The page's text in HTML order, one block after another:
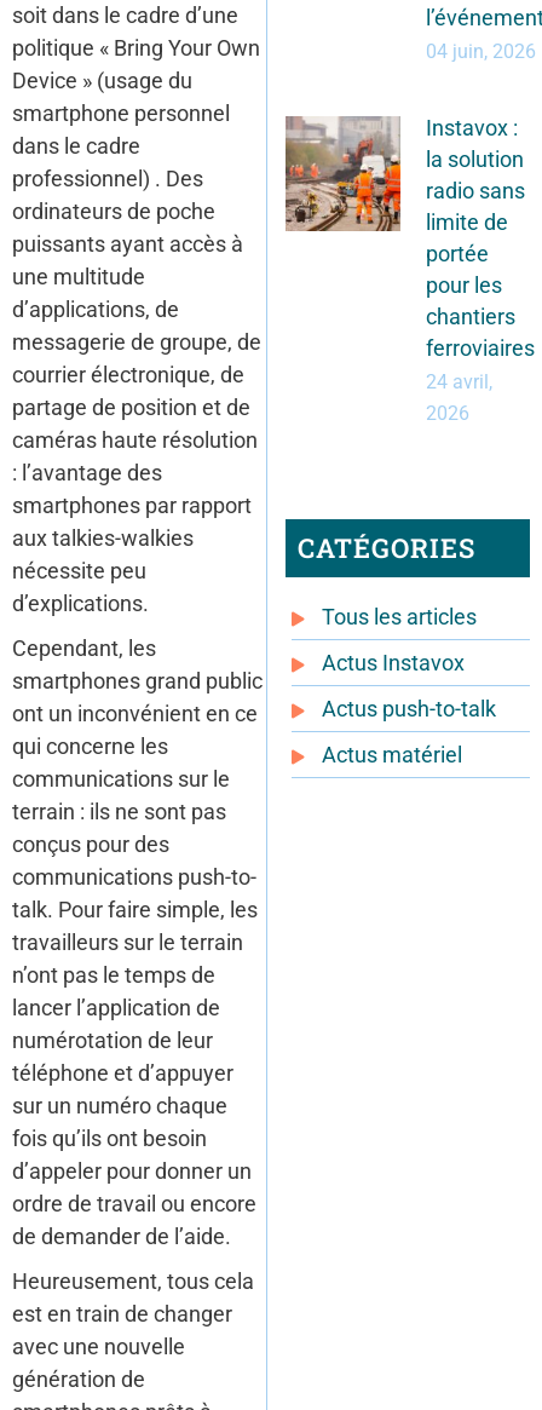
soit dans le cadre d’une
politique « Bring Your Own
Device » (usage du
smartphone personnel
dans le cadre
professionnel) . Des
ordinateurs de poche
puissants ayant accès à
une multitude
d’applications, de
messagerie de groupe, de
courrier électronique, de
partage de position et de
caméras haute résolution
: l’avantage des
smartphones par rapport
aux talkies-walkies
nécessite peu
d’explications.
Cependant, les
smartphones grand public
ont un inconvénient en ce
qui concerne les
communications sur le
terrain : ils ne sont pas
conçus pour des
communications push-to-
talk. Pour faire simple, les
travailleurs sur le terrain
n’ont pas le temps de
lancer l’application de
numérotation de leur
téléphone et d’appuyer
sur un numéro chaque
fois qu’ils ont besoin
d’appeler pour donner un
ordre de travail ou encore
de demander de l’aide.
Heureusement, tous cela
est en train de changer
avec une nouvelle
génération de
04 juin, 2026
Instavox :
la solution
radio sans
limite de
portée
pour les
chantiers
ferroviaires
24 avril,
2026
CATÉGORIES
Tous les articles
Actus Instavox
Actus push-to-talk
Actus matériel